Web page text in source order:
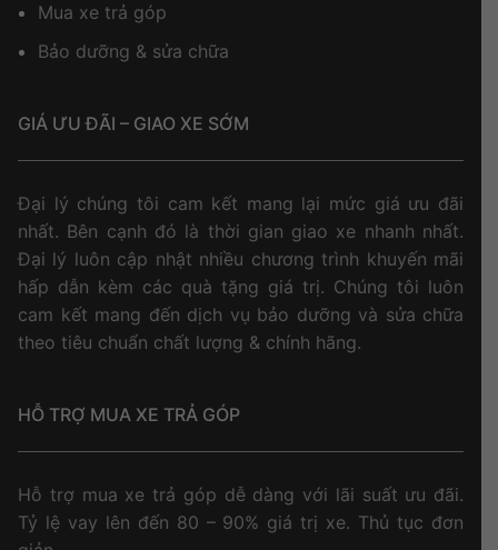
Mua xe trả góp
Bảo dưỡng & sửa chữa
GIÁ ƯU ĐÃI – GIAO XE SỚM
Đại lý chúng tôi cam kết mang lại mức giá ưu đãi
nhất. Bên cạnh đó là thời gian giao xe nhanh nhất.
Đại lý luôn cập nhật nhiều chương trình khuyến mãi
hấp dẫn kèm các quà tặng giá trị. Chúng tôi luôn
cam kết mang đến dịch vụ bảo dưỡng và sửa chữa
theo tiêu chuẩn chất lượng & chính hãng.
HỖ TRỢ MUA XE TRẢ GÓP
Hỗ trợ mua xe trả góp dễ dàng với lãi suất ưu đãi.
Tỷ lệ vay lên đến 80 – 90% giá trị xe. Thủ tục đơn